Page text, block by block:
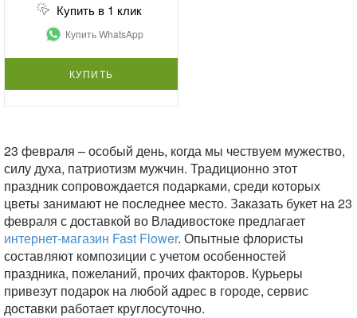
Купить в 1 клик
Купить WhatsApp
КУПИТЬ
23 февраля – особый день, когда мы чествуем мужество,
силу духа, патриотизм мужчин. Традиционно этот
праздник сопровождается подарками, среди которых
цветы занимают не последнее место. Заказать букет на 23
февраля с доставкой во Владивостоке предлагает
интернет-магазин Fast Flower. Опытные флористы
составляют композиции с учетом особенностей
праздника, пожеланий, прочих факторов. Курьеры
привезут подарок на любой адрес в городе, сервис
доставки работает круглосуточно.